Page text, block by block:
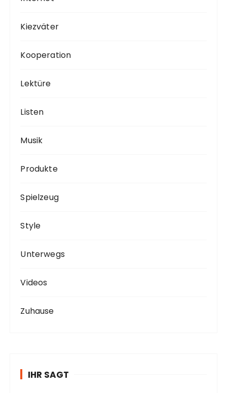
Kiezväter
Kooperation
Lektüre
Listen
Musik
Produkte
Spielzeug
Style
Unterwegs
Videos
Zuhause
IHR SAGT